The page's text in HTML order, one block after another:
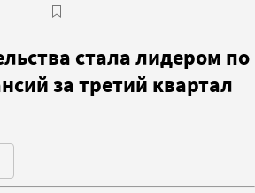
стала лидером по
за третий квартал